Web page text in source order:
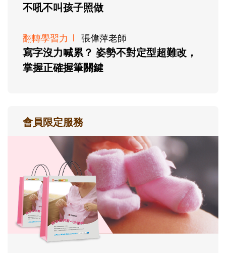
不吼不叫孩子照做
翻轉學習力 張偉萍老師
寫字沒力喊累？ 姿勢不對定型超難改，
掌握正確握筆關鍵
會員限定服務